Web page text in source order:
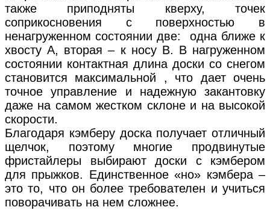
также приподняты кверху, точек
соприкосновения с поверхностью в
ненагруженном состоянии две: одна ближе к
хвосту А, вторая – к носу В. В нагруженном
состоянии контактная длина доски со снегом
становится максимальной , что дает очень
точное управление и надежную закантовку
даже на самом жестком склоне и на высокой
скорости.
Благодаря кэмберу доска получает отличный
щелчок, поэтому многие продвинутые
фристайлеры выбирают доски с кэмбером
для прыжков. Единственное «но» кэмбера –
это то, что он более требователен и учиться
поворачивать на нем сложнее.